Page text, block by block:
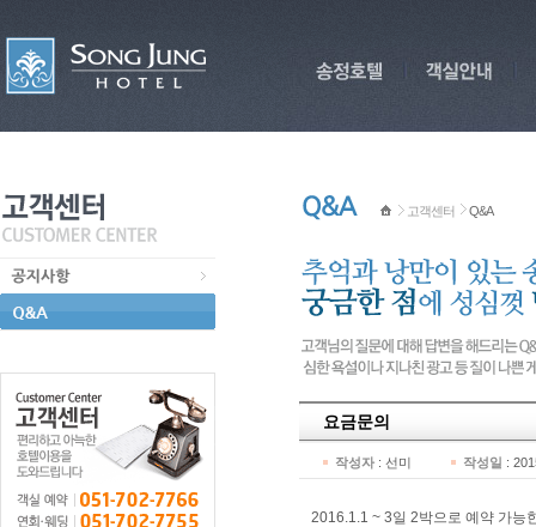
고객센터 Q&A
요금문의
작성자 : 선미 작성일 :
2016.1.1 ~ 3일 2박으로 예약 가능